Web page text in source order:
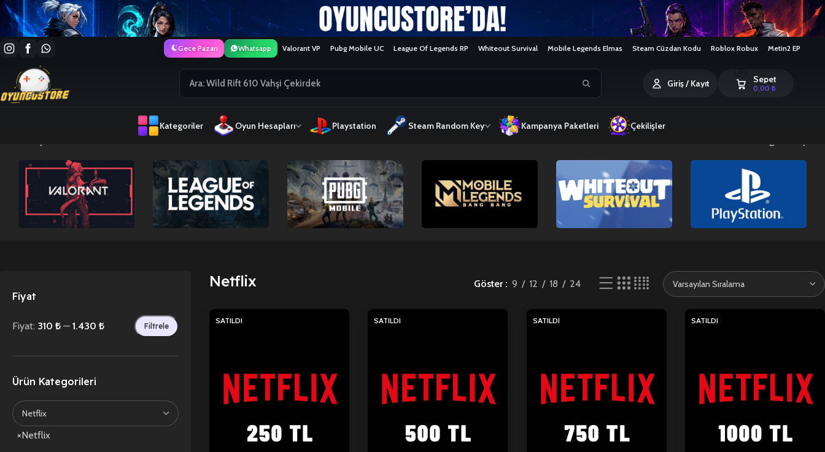
Gece Pazarı Whatsapp Valorant VP Pubg Mobile UC League Of Legends RP Whiteout Survival Mobile Legends Elmas Steam Cüzdan Kodu Roblox Robux Metin2 EP
Giriş / Kayıt Sepet
0,00₺
Kategoriler Oyun Hesapları Playstation Steam Random Key Kampanya Paketleri Çekilişler
Fiyat
Filtrele
Fiyat: 310 ₺ — 1.430 ₺
Ürün Kategorileri
×Netflix
Netflix Göster 9 12 18 24
SATILDI SATILDI SATILDI SATILDI